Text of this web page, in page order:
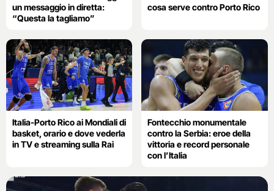
un messaggio in diretta:
“Questa la tagliamo”
cosa serve contro Porto Rico
Italia-Porto Rico ai Mondiali di
basket, orario e dove vederla
in TV e streaming sulla Rai
Fontecchio monumentale
contro la Serbia: eroe della
vittoria e record personale
con l’Italia